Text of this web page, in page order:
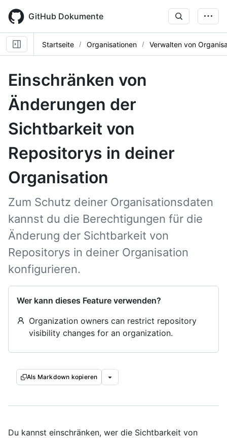
main
content
GitHub Dokumente
Startseite Organisationen Verwalten von
Einschränken von
Änderungen der
Sichtbarkeit von
Repositorys in deiner
Organisation
Zum Schutz deiner Organisationsdaten
kannst du die Berechtigungen für die
Änderung der Sichtbarkeit von
Repositorys in deiner Organisation
konfigurieren.
Wer kann dieses Feature verwenden?
Organization owners can restrict repository
visibility changes for an organization.
Als Markdown kopieren
Du kannst einschränken, wer die Sichtbarkeit von